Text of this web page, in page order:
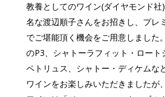
教養としてのワイン(ダイヤモンド
名な渡辺順子さんをお招きし、プレ
でご堪能頂く機会をご用意しました
のP3、シャトーラフィット・ロート
ペトリュス、シャトー・ディケムな
ワインをお楽しみいただきましたが